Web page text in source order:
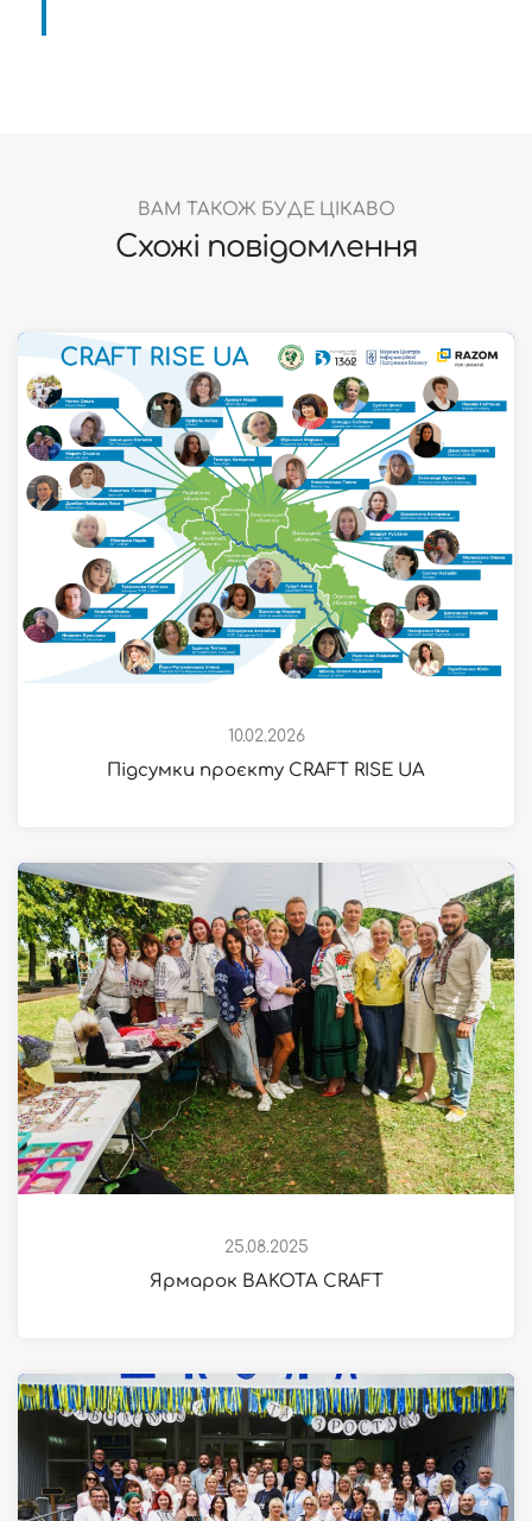
ВАМ ТАКОЖ БУДЕ ЦІКАВО
Схожі повідомлення
10.02.2026
Підсумки проєкту CRAFT RISE UA
25.08.2025
Ярмарок BAKOTA CRAFT